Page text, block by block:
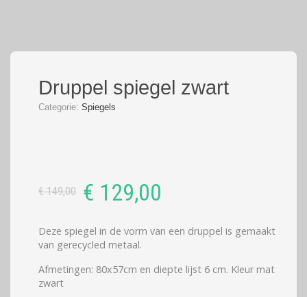
Druppel spiegel zwart
Categorie: Spiegels
€149,00
Oorspronkelijke
was:
€ 149,00.
€ 129,00
Huidige
is:
€ 129,00.
Deze spiegel in de vorm van een druppel is gemaakt
van gerecycled metaal.
Afmetingen: 80x57cm en diepte lijst 6 cm. Kleur mat
zwart